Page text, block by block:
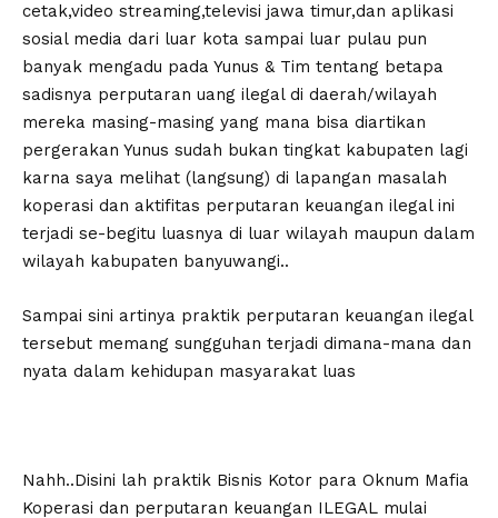
cetak,video streaming,televisi jawa timur,dan aplikasi
sosial media dari luar kota sampai luar pulau pun
banyak mengadu pada Yunus & Tim tentang betapa
sadisnya perputaran uang ilegal di daerah/wilayah
mereka masing-masing yang mana bisa diartikan
pergerakan Yunus sudah bukan tingkat kabupaten lagi
karna saya melihat (langsung) di lapangan masalah
koperasi dan aktifitas perputaran keuangan ilegal ini
terjadi se-begitu luasnya di luar wilayah maupun dalam
wilayah kabupaten banyuwangi..
Sampai sini artinya praktik perputaran keuangan ilegal
tersebut memang sungguhan terjadi dimana-mana dan
nyata dalam kehidupan masyarakat luas
Nahh..Disini lah praktik Bisnis Kotor para Oknum Mafia
Koperasi dan perputaran keuangan ILEGAL mulai